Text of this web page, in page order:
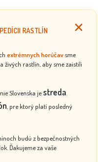
RASTLÍN
extrémnych horúčav sme
rastlín, aby sme zaistili
Slovenska jestreda
, pre ktorý platí posledný
budú z bezpečnostných
Ďakujeme za vaše